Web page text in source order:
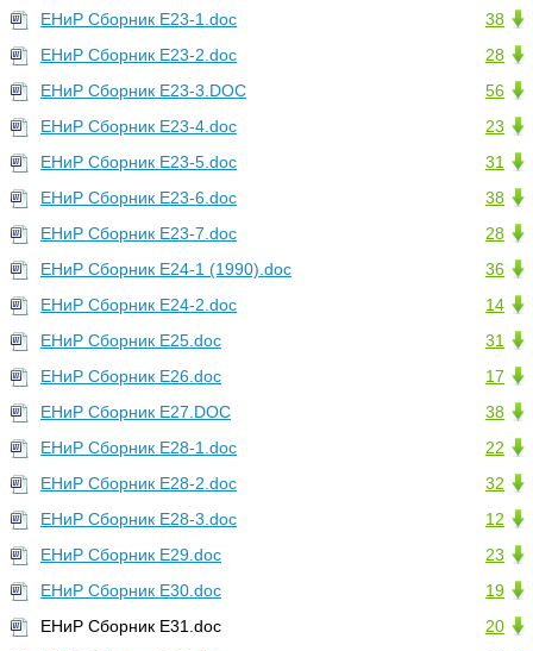
38
ЕНиР Сборник Е23-1.doc
28
ЕНиР Сборник Е23-2.doc
56
ЕНиР Сборник Е23-3.DOC
23
ЕНиР Сборник Е23-4.doc
31
ЕНиР Сборник Е23-5.doc
38
ЕНиР Сборник Е23-6.doc
28
ЕНиР Сборник Е23-7.doc
36
ЕНиР Сборник Е24-1 (1990).doc
14
ЕНиР Сборник Е24-2.doc
31
ЕНиР Сборник Е25.doc
17
ЕНиР Сборник Е26.doc
38
ЕНиР Сборник Е27.DOC
22
ЕНиР Сборник Е28-1.doc
32
ЕНиР Сборник Е28-2.doc
12
ЕНиР Сборник Е28-3.doc
23
ЕНиР Сборник Е29.doc
19
ЕНиР Сборник Е30.doc
20
ЕНиР Сборник Е31.doc